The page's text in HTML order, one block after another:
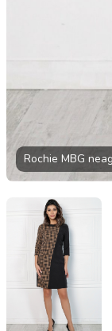
Rochie MBG